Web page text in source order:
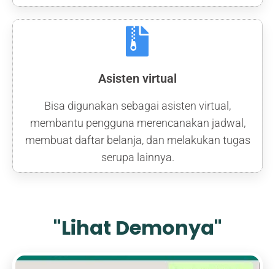
Asisten virtual
Bisa digunakan sebagai asisten virtual,
membantu pengguna merencanakan jadwal,
membuat daftar belanja, dan melakukan tugas
serupa lainnya.
"Lihat Demonya"